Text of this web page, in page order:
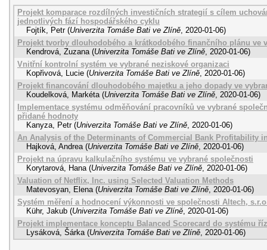
Projekt komparace rozdílných investičních strategií s cílem
jednotlivých fází hospodářského cyklu
Fojtík, Petr (Univerzita Tomáše Bati ve Zlíně 2020-01-06)
Projekt tvorby dlouhodobého a krátkodobého finančního plánu ve
Kendrová, Zuzana (Univerzita Tomáše Bati ve Zlíně 2020-01-06)
Vnitřní kontrolní systém ve vybrané neziskové organizaci
Kopřivová, Lucie (Univerzita Tomáše Bati ve Zlíně 2020-01-06)
Projekt financování dlouhodobého majetku a jeho dopady ve
Koudelková, Markéta (Univerzita Tomáše Bati ve Zlíně 2020-01-06)
Implementace systému odměňování pracovníků ve vybrané
přidané hodnoty
Kanyza, Petr (Univerzita Tomáše Bati ve Zlíně 2020-01-06)
An Analysis of the Determinants of Commercial Bank Profitability
Hajková, Andrea (Univerzita Tomáše Bati ve Zlíně 2020-01-06)
Projekt na úpravu kalkulačního systému ve vybrané společnosti
Korytarová, Hana (Univerzita Tomáše Bati ve Zlíně 2020-01-06)
Valuation of Netflix, Inc. using Selected Valuation Methods
Matevosyan, Elena (Univerzita Tomáše Bati ve Zlíně 2020-01-06)
Systém měření a hodnocení výkonnosti ve společnosti Altech,
Kühr, Jakub (Univerzita Tomáše Bati ve Zlíně 2020-01-06)
Projekt implementace konceptu Balanced Scorecard do systému
Lysáková, Šárka (Univerzita Tomáše Bati ve Zlíně 2020-01-06)